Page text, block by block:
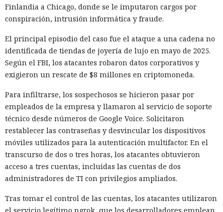
Finlandia a Chicago, donde se le imputaron cargos por
conspiración, intrusión informática y fraude.
El principal episodio del caso fue el ataque a una cadena no
identificada de tiendas de joyería de lujo en mayo de 2025.
Según el FBI, los atacantes robaron datos corporativos y
exigieron un rescate de $8 millones en criptomoneda.
Para infiltrarse, los sospechosos se hicieron pasar por
empleados de la empresa y llamaron al servicio de soporte
técnico desde números de Google Voice. Solicitaron
restablecer las contraseñas y desvincular los dispositivos
móviles utilizados para la autenticación multifactor. En el
transcurso de dos o tres horas, los atacantes obtuvieron
acceso a tres cuentas, incluidas las cuentas de dos
administradores de TI con privilegios ampliados.
Tras tomar el control de las cuentas, los atacantes utilizaron